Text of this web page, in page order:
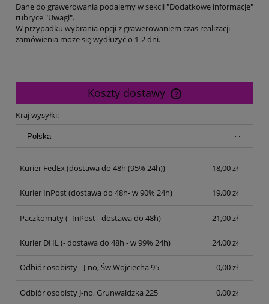
Dane do grawerowania podajemy w sekcji "Dodatkowe informacje"
rubryce "Uwagi".
W przypadku wybrania opcji z grawerowaniem czas realizacji
zamówienia może się wydłużyć o 1-2 dni.
Koszty dostawy
Cena nie zawiera ewentualnych kosztów płatności
Kraj wysyłki:
Kurier FedEx(dostawa do 48h (95% 24h)) 18,00 zł
Kurier InPost(dostawa do 48h- w 90% 24h) 19,00 zł
Paczkomaty(- InPost - dostawa do 48h) 21,00 zł
Kurier DHL(- dostawa do 48h - w 99% 24h) 24,00 zł
Odbiór osobisty - J-no, Św.Wojciecha 95 0,00 zł
Odbiór osobisty J-no, Grunwaldzka 225 0,00 zł